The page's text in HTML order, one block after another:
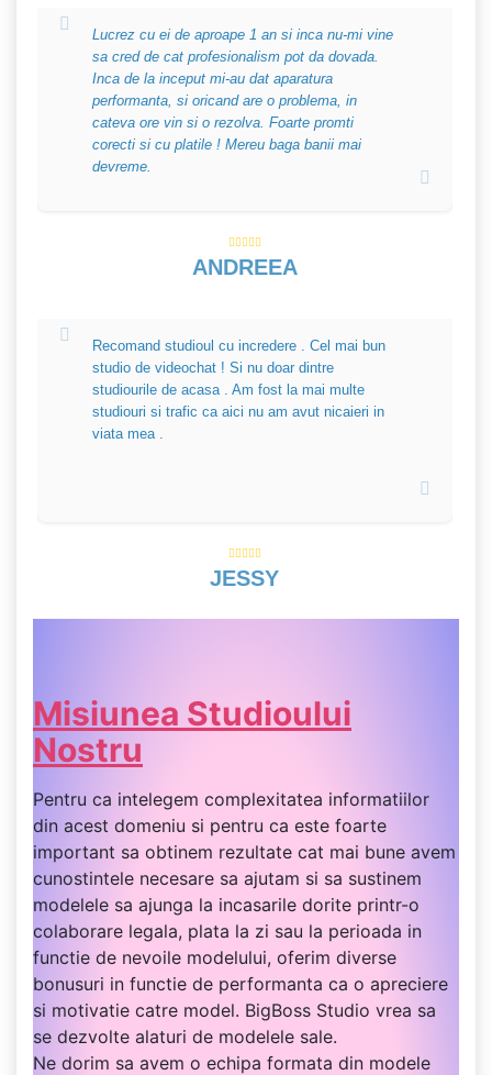
Lucrez cu ei de aproape 1 an si inca nu-mi vine
sa cred de cat profesionalism pot da dovada.
Inca de la inceput mi-au dat aparatura
performanta, si oricand are o problema, in
cateva ore vin si o rezolva. Foarte promti
corecti si cu platile ! Mereu baga banii mai
devreme.
ANDREEA
Recomand studioul cu incredere . Cel mai bun
studio de videochat ! Si nu doar dintre
studiourile de acasa . Am fost la mai multe
studiouri si trafic ca aici nu am avut nicaieri in
viata mea .
JESSY
Misiunea Studioului
Nostru
Pentru ca intelegem complexitatea informatiilor
din acest domeniu si pentru ca este foarte
important sa obtinem rezultate cat mai bune avem
cunostintele necesare sa ajutam si sa sustinem
modelele sa ajunga la incasarile dorite printr-o
colaborare legala, plata la zi sau la perioada in
functie de nevoile modelului, oferim diverse
bonusuri in functie de performanta ca o apreciere
si motivatie catre model. BigBoss Studio vrea sa
se dezvolte alaturi de modelele sale.
Ne dorim sa avem o echipa formata din modele